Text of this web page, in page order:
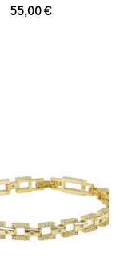
55,00€